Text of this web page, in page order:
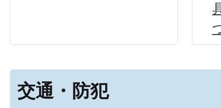
交通・防犯